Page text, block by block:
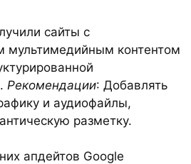
сайты с
мультимедийным контентом
Рекомендации: Добавлять
и аудиофайлы,
разметку.
апдейтов Google